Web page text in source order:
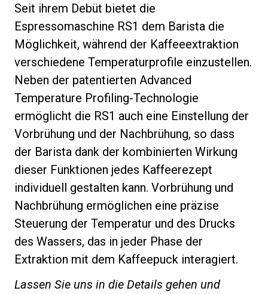
Seit ihrem Debüt bietet die
Espressomaschine RS1 dem Barista die
Möglichkeit, während der Kaffeeextraktion
verschiedene Temperaturprofile einzustellen.
Neben der patentierten Advanced
Temperature Profiling-Technologie
ermöglicht die RS1 auch eine Einstellung der
Vorbrühung und der Nachbrühung, so dass
der Barista dank der kombinierten Wirkung
dieser Funktionen jedes Kaffeerezept
individuell gestalten kann. Vorbrühung und
Nachbrühung ermöglichen eine präzise
Steuerung der Temperatur und des Drucks
des Wassers, das in jeder Phase der
Extraktion mit dem Kaffeepuck interagiert.
Lassen Sie uns in die Details gehen und
Nachhaltigkeit
Connect
Kontaktieren Sie uns
Datenschutzerklärung